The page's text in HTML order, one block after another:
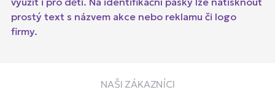
prostý text s názvem akce nebo reklamu či logo
firmy.
NAŠI ZÁKAZNÍCI